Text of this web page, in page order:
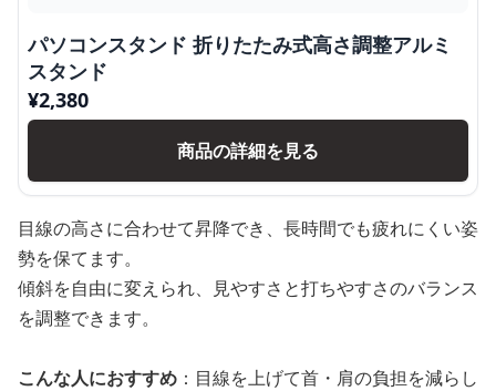
パソコンスタンド 折りたたみ式高さ調整アルミ
スタンド
¥2,380
商品の詳細を見る
目線の高さに合わせて昇降でき、長時間でも疲れにくい姿
勢を保てます。
傾斜を自由に変えられ、見やすさと打ちやすさのバランス
を調整できます。
こんな人におすすめ ：目線を上げて首・肩の負担を減らし